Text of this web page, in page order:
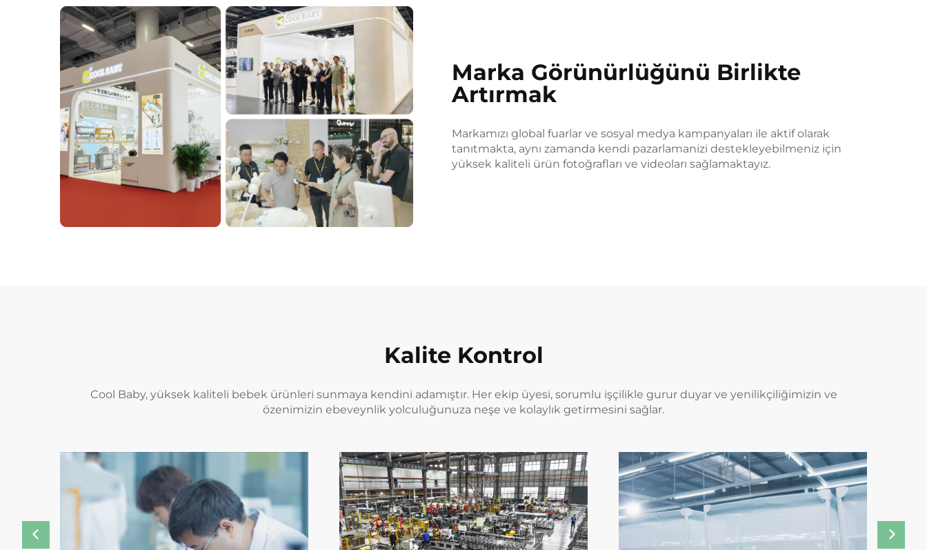
Marka Görünürlüğünü Birlikte
Artırmak
Markamızı global fuarlar ve sosyal medya kampanyaları ile aktif olarak
tanıtmakta, aynı zamanda kendi pazarlamanizi destekleyebilmeniz için
yüksek kaliteli ürün fotoğrafları ve videoları sağlamaktayız.
Kalite Kontrol
Cool Baby, yüksek kaliteli bebek ürünleri sunmaya kendini adamıştır. Her ekip üyesi, sorumlu işçilikle gurur duyar ve yenilikçiliğimizin ve
özenimizin ebeveynlik yolculuğunuza neşe ve kolaylık getirmesini sağlar.